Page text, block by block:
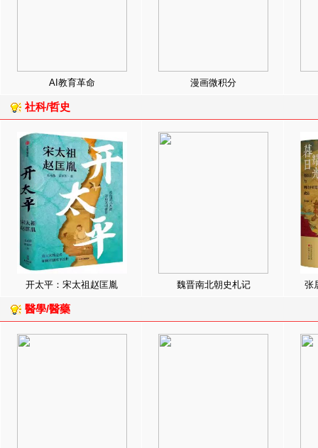
AI教育革命 漫画微积分
社科/哲史
开太平：宋太祖赵匡胤 魏晋南北朝史札记 张
醫學/醫藥